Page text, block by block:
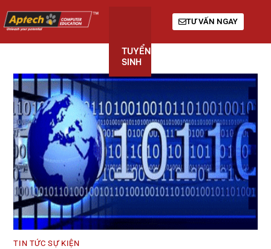
TUYỂN
SINH
TƯ VẤN NGAY
TIN TỨC SỰ KIỆN